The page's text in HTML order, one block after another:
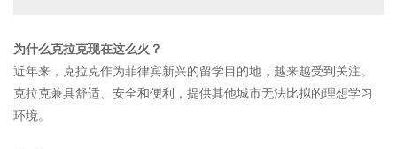
为什么克拉克现在这么火？
近年来，克拉克作为菲律宾新兴的留学目的地，越来越受到关注。
克拉克兼具舒适、安全和便利，提供其他城市无法比拟的理想学习
环境。